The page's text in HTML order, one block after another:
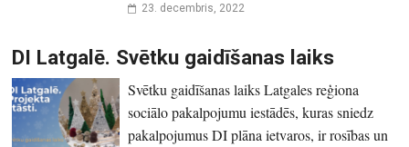
23. decembris, 2022
DI Latgalē. Svētku gaidīšanas laiks
Svētku gaidīšanas laiks Latgales reģiona
sociālo pakalpojumu iestādēs, kuras sniedz
pakalpojumus DI plāna ietvaros, ir rosības un